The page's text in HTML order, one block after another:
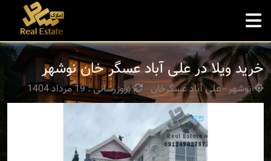
خرید ویلا در علی آباد عسگر خان نوشهر
نوشهر - علی آباد عسگرخان بروزرسانی : 19 مرداد 1404